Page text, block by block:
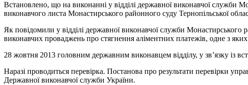
Встановлено, що на виконанні у відділі державної виконавчої служби
виконавчого листа Монастирського районного суду Тернопільської
Як повідомили у відділі державної виконавчої служби
виконавчих проваджень про стягнення аліментних платежів, одне з
28 жовтня 2013 головним державним виконавцем відділу, у зв’язку із
Наразі проводиться перевірка. Постанова про результати перевірки
Державної виконавчої служби України.